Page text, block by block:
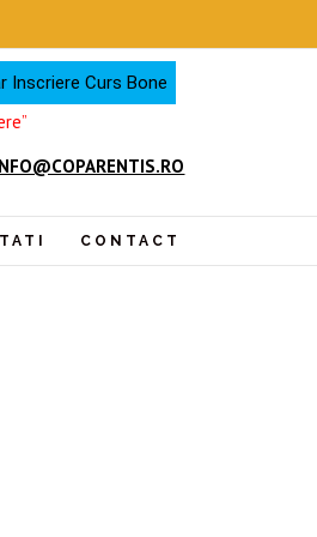
Inscriere Curs Bone
CONTACT